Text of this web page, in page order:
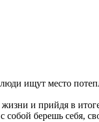
ищут место
и прийдя в
берешь себя,